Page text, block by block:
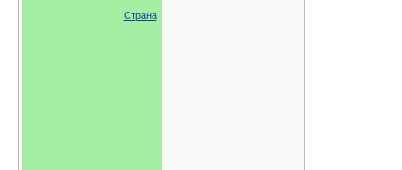
Страна